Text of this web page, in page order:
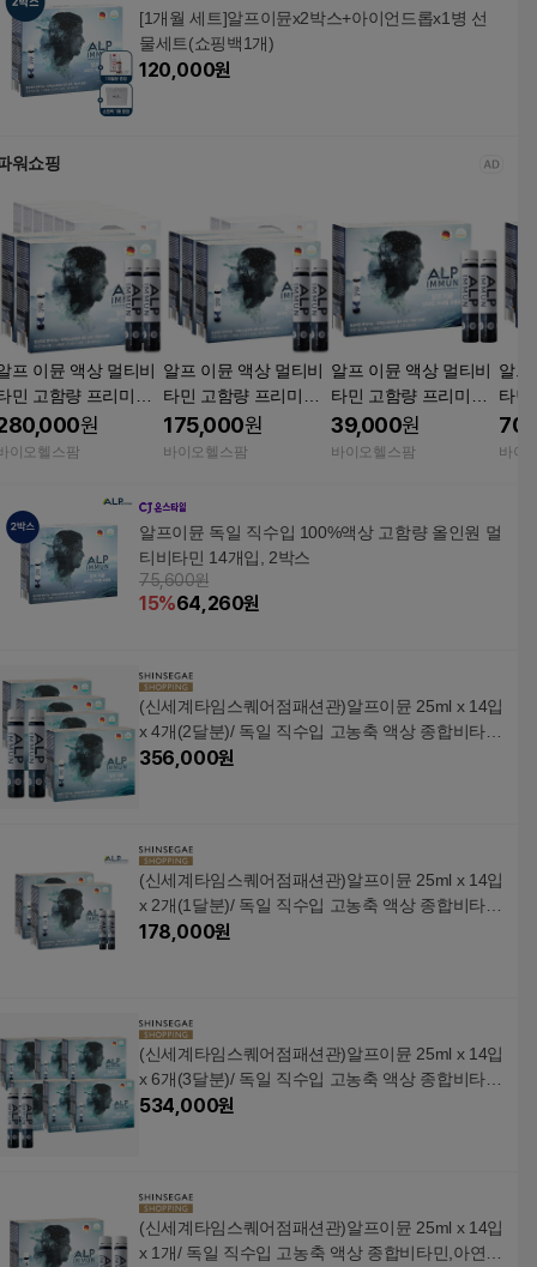
[1개월 세트]알프이뮨x2박스+아이언드롭x1병 선
물세트(쇼핑백1개)
120,000원
워쇼핑
프 이뮨 액상 멀티비
민 고함량 프리미엄
프뉴트리션 종합멀
비타민 14개입, 8개
원
이오헬스팜
알프 이뮨 액상 멀티비
타민 고함량 프리미엄
알프뉴트리션 종합멀
티비타민 14개입, 5개
175,000원
바이오헬스팜
알프 이뮨 액상 멀티비
타민 고함량 프리미엄
알프뉴트리션 종합멀
티비타민 14개입, 1개
39,000원
바이오헬스팜
알프
타민
알프
티비
바이
알프이뮨 독일 직수입 100%액상 고함량 올인원 멀
티비타민 14개입, 2박스
75,600원
15%64,260원
(신세계타임스퀘어점패션관)알프이뮨 25ml x 14입
x 4개(2달분)/ 독일 직수입 고농축 액상 종합비타
민,아연, 엽산
356,000원
(신세계타임스퀘어점패션관)알프이뮨 25ml x 14입
x 2개(1달분)/ 독일 직수입 고농축 액상 종합비타
민,아연, 엽산
178,000원
(신세계타임스퀘어점패션관)알프이뮨 25ml x 14입
x 6개(3달분)/ 독일 직수입 고농축 액상 종합비타
민,아연, 엽산
534,000원
(신세계타임스퀘어점패션관)알프이뮨 25ml x 14입
x 1개/ 독일 직수입 고농축 액상 종합비타민,아연,